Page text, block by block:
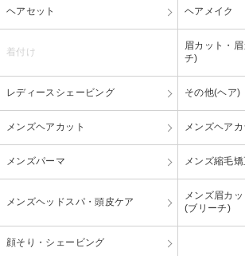
ヘアセット ヘアメイク
着付け
眉カット・
チ)
レディースシェービング その他(ヘア)
メンズヘアカット メンズヘア
メンズパーマ メンズ縮毛矯
メンズヘッドスパ・頭皮ケア
メンズ眉カ
(ブリーチ)
顔そり・シェービング